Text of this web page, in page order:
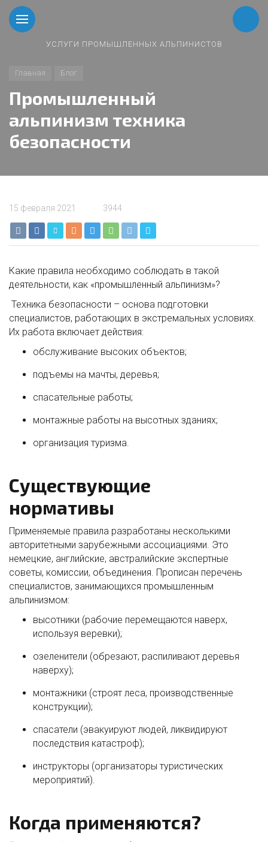
УСЛУГИ ПРОМЫШЛЕННЫХ АЛЬПИНИСТОВ
Главная Блог
Промышленный
альпинизм техника
безопасности
15 февраля 2021 3944
Какие правила необходимо соблюдать в такой
деятельности, как «промышленный альпинизм»?
Техника безопасности – основа подготовки
специалистов, работающих в экстремальных условиях.
Их работа включает действия:
обслуживание высоких объектов;
подъемы на мачты, деревья;
спасательные работы;
монтажные работы на высотных зданиях;
организация туризма.
Существующие
нормативы
Применяемые правила разработаны несколькими
авторитетными зарубежными ассоциациями. Это
немецкие, английские, австралийские экспертные
советы, комиссии, объединения. Прописан перечень
специалистов, занимающихся промышленным
альпинизмом:
высотники (рабочие перемещаются наверх,
используя веревки);
озеленители (обрезают, распиливают деревья
наверху);
монтажники (строят леса, производственные
конструкции);
спасатели (эвакуируют людей, ликвидируют
последствия катастроф);
инструкторы (организаторы туристических
мероприятий).
Когда применяются?